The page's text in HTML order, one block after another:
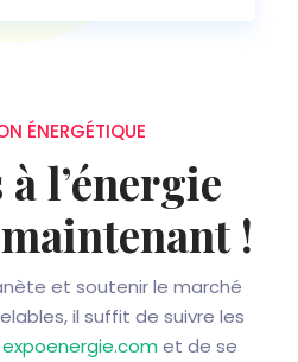
ÉNERGÉTIQUE
à l’énergie
!
et soutenir le marché
il suffit de suivre les
expoenergie.com et de se